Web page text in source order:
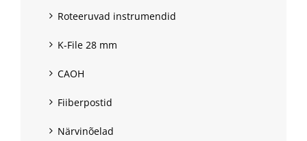
Roteeruvad instrumendid
K-File 28 mm
CAOH
Fiiberpostid
Närvinõelad